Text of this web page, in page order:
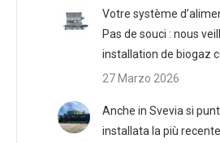
Votre système
Pas de souci : nous
installation de biogaz
27 Marzo 2026
Anche in Svevia si
installata la più